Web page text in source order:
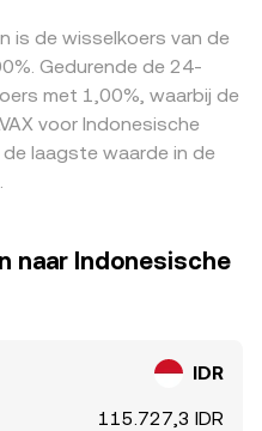
en optiesexpiraties, grote
van beurzen door
spotmarkten kunnen de
kortstondige verloop
of kortingen in
tussen beurzen
door AVAX te
duurdere markten,
opnametijden, on-
rails in IDR zorgen
onmiddellijk
is de wisselkoers van de
Gedurende de 24-
met 1,00%, waarbij de
voor Indonesische
laagste waarde in de
naar Indonesische
IDR
115.727,3 IDR